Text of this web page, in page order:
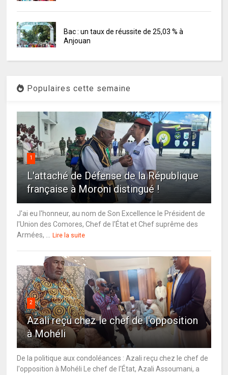
Bac : un taux de réussite de 25,03 % à
Anjouan
Populaires cette semaine
1
L'attaché de Défense de la République
française à Moroni distingué !
J'ai eu l'honneur, au nom de Son Excellence le Président de
l'Union des Comores, Chef de l'État et Chef suprême des
Armées, ... Lire la suite
2
Azali reçu chez le chef de l'opposition
à Mohéli
De la politique aux condoléances : Azali reçu chez le chef de
l'opposition à Mohéli Le chef de l'État, Azali Assoumani, a